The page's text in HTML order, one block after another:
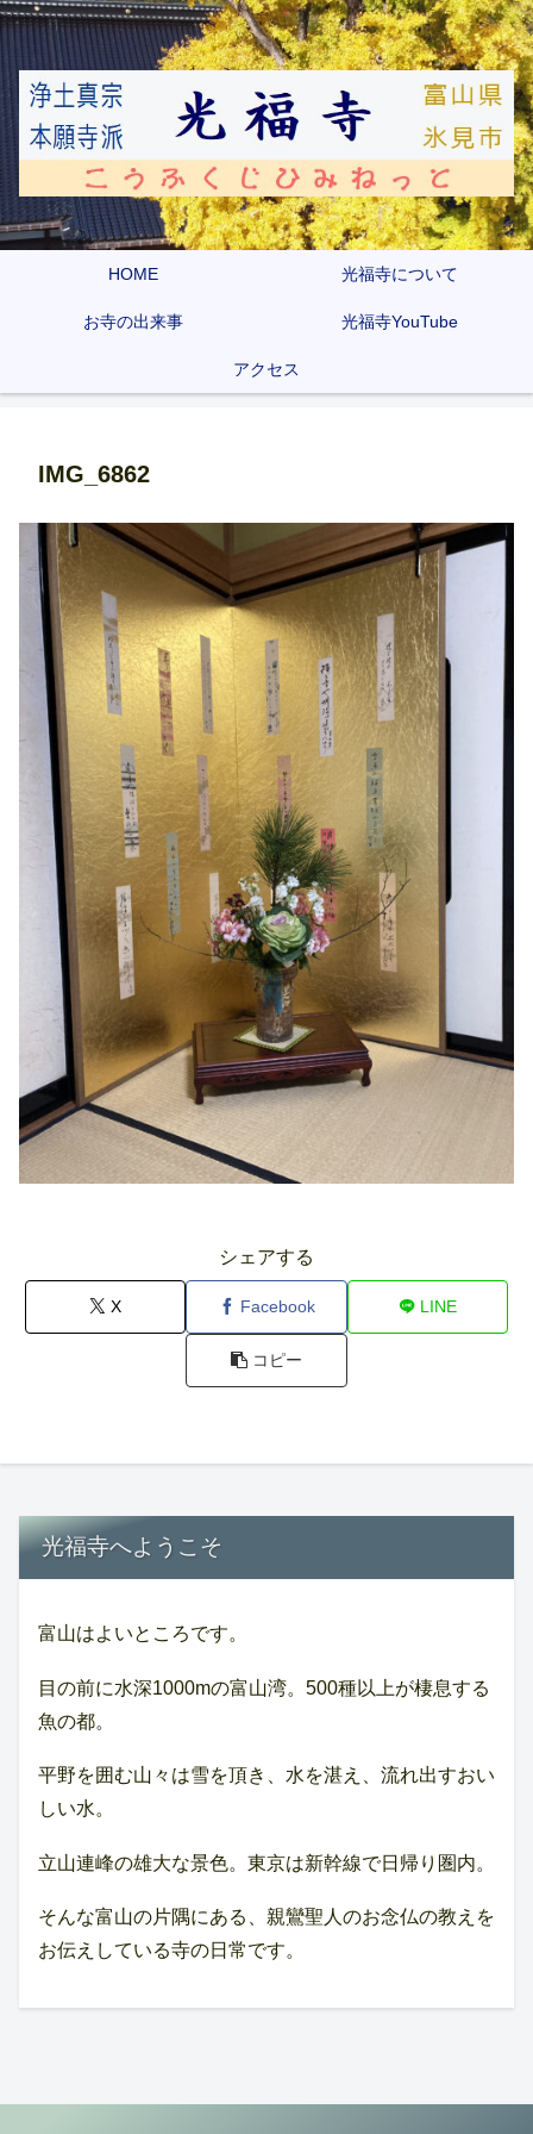
HOME 光福寺について
お寺の出来事 光福寺YouTube
アクセス
IMG_6862
シェアする
X Facebook LINE
コピー
光福寺へようこそ
富山はよいところです。
目の前に水深1000mの富山湾。500種以上が棲息する
魚の都。
平野を囲む山々は雪を頂き、水を湛え、流れ出すおい
しい水。
立山連峰の雄大な景色。東京は新幹線で日帰り圏内。
そんな富山の片隅にある、親鸞聖人のお念仏の教えを
お伝えしている寺の日常です。